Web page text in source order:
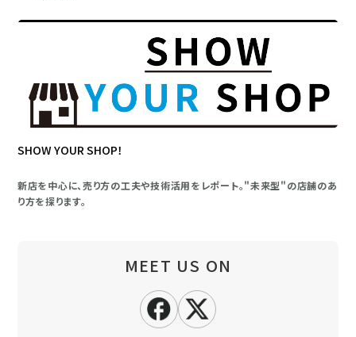
SHOW YOUR SHOP！
新店を中心に、売り方の工夫や技術活用をレポート。"未来型"の店舗のあ
り方を探ります。
MEET US ON